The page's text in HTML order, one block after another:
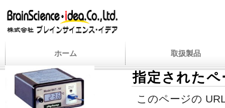
ホーム 取扱製品
指定された
このページの